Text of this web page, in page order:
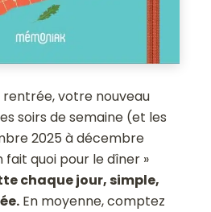
rentrée, votre nouveau
soirs de semaine (et les
2025 à décembre
fait quoi pour le dîner »
chaque jour, simple,
En moyenne, comptez